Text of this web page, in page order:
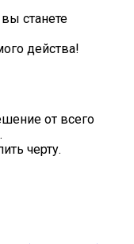
станете
действа!
от всего
черту.